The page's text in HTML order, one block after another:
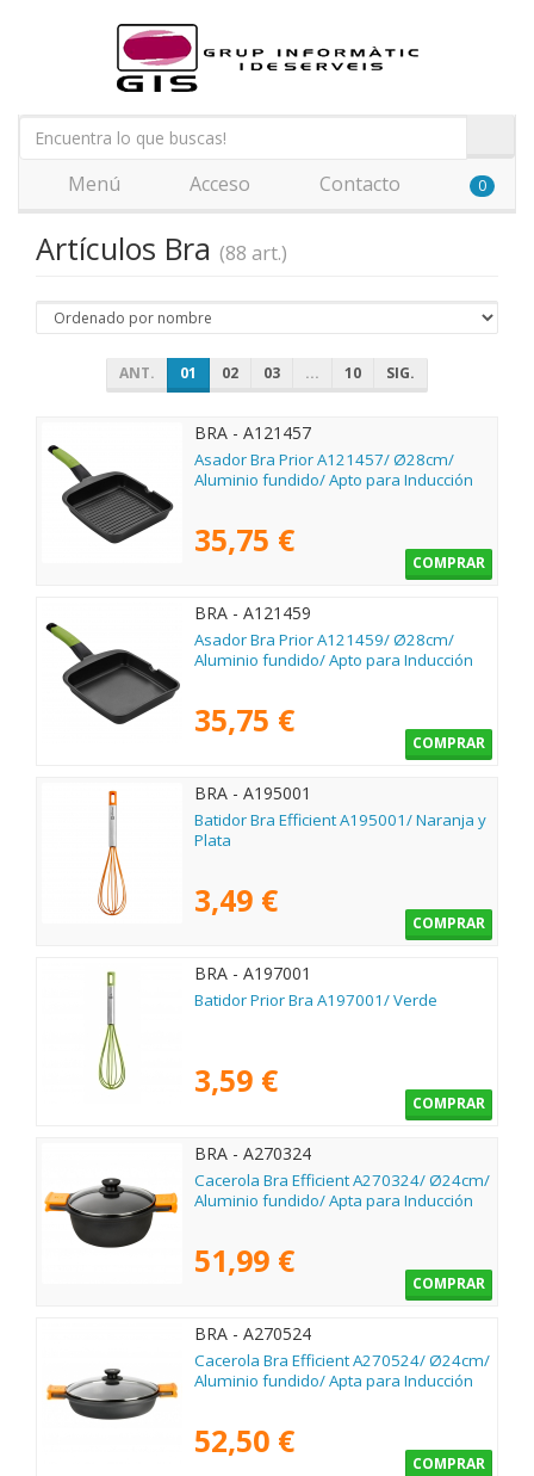
Menú Acceso Contacto 0
Artículos Bra (88 art.)
ANT. 01 02 03 ... 10 SIG.
BRA - A121457
Asador Bra Prior A121457/ Ø28cm/
Aluminio fundido/ Apto para Inducción
35,75 €
COMPRAR
BRA - A121459
Asador Bra Prior A121459/ Ø28cm/
Aluminio fundido/ Apto para Inducción
35,75 €
COMPRAR
BRA - A195001
Batidor Bra Efficient A195001/ Naranja y
Plata
3,49 €
COMPRAR
BRA - A197001
Batidor Prior Bra A197001/ Verde
3,59 €
COMPRAR
BRA - A270324
Cacerola Bra Efficient A270324/ Ø24cm/
Aluminio fundido/ Apta para Inducción
51,99 €
COMPRAR
BRA - A270524
Cacerola Bra Efficient A270524/ Ø24cm/
Aluminio fundido/ Apta para Inducción
52,50 €
COMPRAR